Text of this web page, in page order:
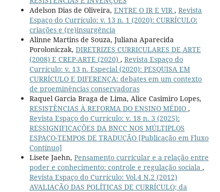
Adelson Dias de Oliveira, ENTRE O IR E VIR, Revista
Espaço do Currículo: v. 13 n. 1 (2020): CURRÍCULO:
criações e (re)insurgência
Alinne Martins de Souza, Juliana Aparecida
Poroloniczak, DIRETRIZES CURRICULARES DE ARTE
(2008) E CREP-ARTE (2020) , Revista Espaço do
Currículo: v. 13 n. Especial (2020): PESQUISA EM
CURRÍCULO E DIFERENÇA: debates em um contexto
de proeminências conservadoras
Raquel Garcia Braga de Lima, Alice Casimiro Lopes,
RESISTÊNCIAS À REFORMA DO ENSINO MÉDIO ,
Revista Espaço do Currículo: v. 18 n. 3 (2025):
RESSIGNIFICAÇÕES DA BNCC NOS MÚLTIPLOS
ESPAÇO-TEMPOS DE TRADUÇÃO [Publicação em Fluxo
Contínuo]
Lisete Jaehn, Pensamento curricular e a relação entre
poder e conhecimento: controle e regulação sociala ,
Revista Espaço do Currículo: Vol.4 N.2 (2012)
AVALIAÇÃO DAS POLÍTICAS DE CURRÍCULO; da